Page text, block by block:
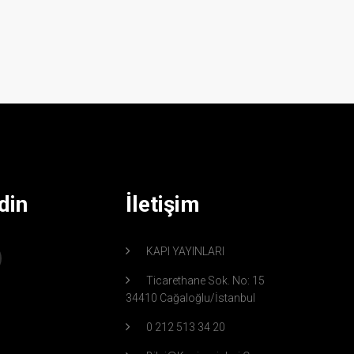
İletişim
KAPI YAYINLARI
Ticarethane Sok. No: 15
34410 Cağaloğlu/İstanbul
0 212 513 34 20